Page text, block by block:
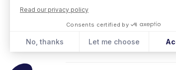
Read our privacy policy
Consents certified by
No, thanks Let me choose